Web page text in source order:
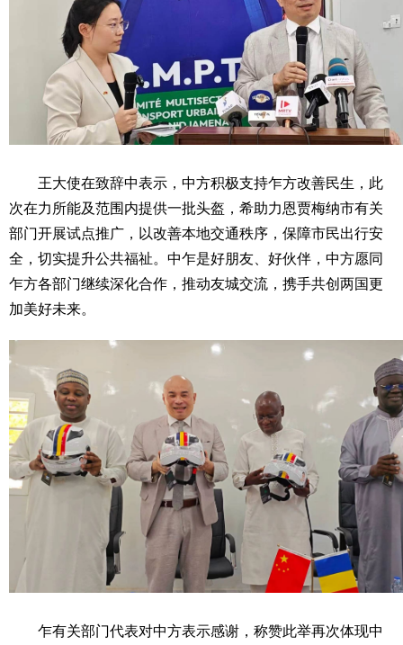
王大使在致辞中表示，中方积极支持乍方改善民生，此
次在力所能及范围内提供一批头盔，希助力恩贾梅纳市有关
部门开展试点推广，以改善本地交通秩序，保障市民出行安
全，切实提升公共福祉。中乍是好朋友、好伙伴，中方愿同
乍方各部门继续深化合作，推动友城交流，携手共创两国更
加美好未来。
乍有关部门代表对中方表示感谢，称赞此举再次体现中